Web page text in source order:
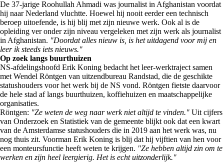
De 37-jarige Roohullah Ahmadi was journalist in Afghanistan voordat
hij naar Nederland vluchtte. Hoewel hij nooit eerder een technisch
beroep uitoefende, is hij blij met zijn nieuwe werk. Ook al is de
opleiding ver onder zijn niveau vergeleken met zijn werk als journalist
in Afghanistan. "Doordat alles nieuw is, is het uitdagend voor mij en
leer ik steeds iets nieuws."
Op zoek langs buurthuizen
NS-afdelingshoofd Erik Koning bedacht het leer-werktraject samen
met Wendel Röntgen van uitzendbureau Randstad, die de geschikte
statushouders voor het werk bij de NS vond. Röntgen fietste daarvoor
de hele stad af langs buurthuizen, koffiehuizen en maatschappelijke
organisaties.
Röntgen: "Ze weten de weg naar werk niet altijd te vinden." Uit cijfers
van Onderzoek en Statistiek van de gemeente blijkt ook dat een kwart
van de Amsterdamse statushouders die in 2019 aan het werk was, nu
nog thuis zit. Voorman Erik Koning is blij dat hij vijftien van hen voor
een monteursfunctie heeft weten te krijgen. "Ze hebben altijd zin om te
werken en zijn heel leergierig. Het is echt uitzonderlijk."